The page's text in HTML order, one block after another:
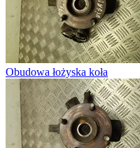
Obudowa łożyska koła